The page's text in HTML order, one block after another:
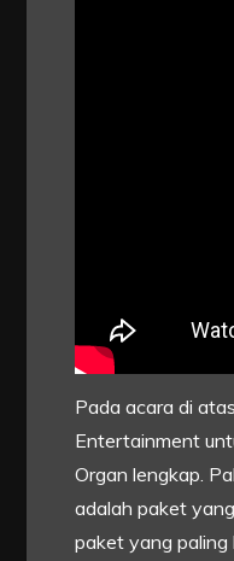
Pada acara di
Entertainment
Organ lengkap.
adalah paket
paket yang paling